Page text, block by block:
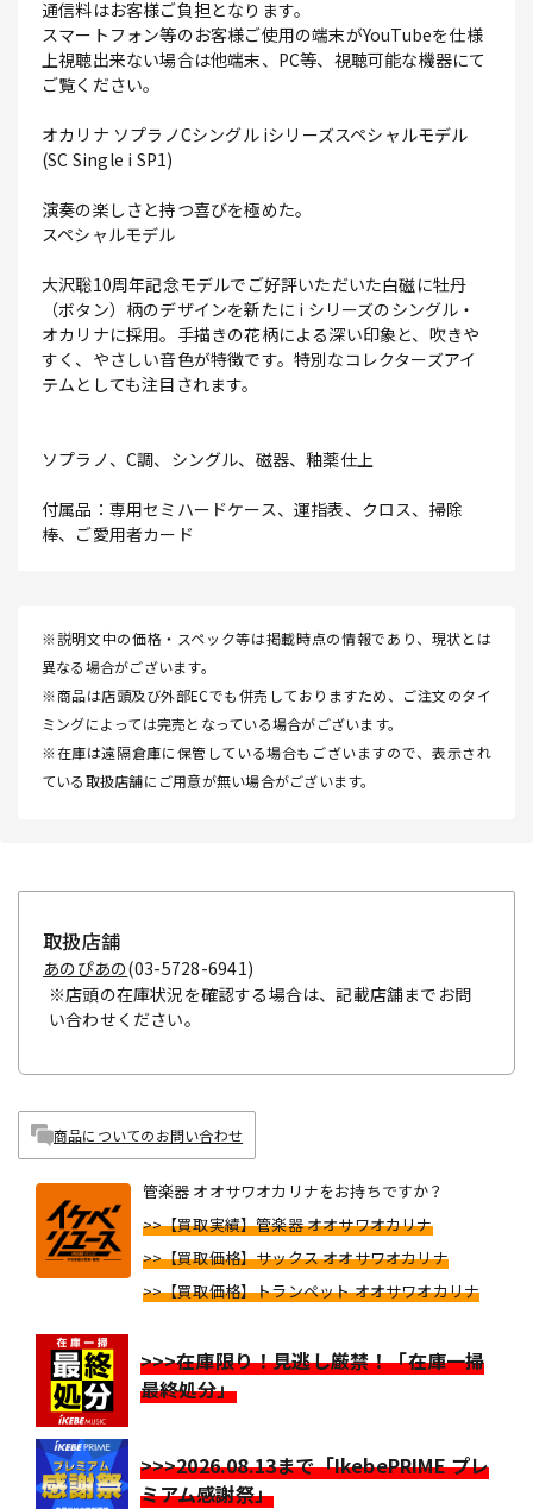
通信料はお客様ご負担となります。
スマートフォン等のお客様ご使用の端末がYouTubeを仕様
上視聴出来ない場合は他端末、PC等、視聴可能な機器にて
ご覧ください。
オカリナ ソプラノCシングル iシリーズスペシャルモデル
(SC Single i SP1)
演奏の楽しさと持つ喜びを極めた。
スペシャルモデル
大沢聡10周年記念モデルでご好評いただいた白磁に牡丹
（ボタン）柄のデザインを新たに i シリーズのシングル・
オカリナに採用。手描きの花柄による深い印象と、吹きや
すく、やさしい音色が特徴です。特別なコレクターズアイ
テムとしても注目されます。
ソプラノ、C調、シングル、磁器、釉薬仕上
付属品：専用セミハードケース、運指表、クロス、掃除
棒、ご愛用者カード
※説明文中の価格・スペック等は掲載時点の情報であり、現状とは
異なる場合がございます。
※商品は店頭及び外部ECでも併売しておりますため、ご注文のタイ
ミングによっては完売となっている場合がございます。
※在庫は遠隔倉庫に保管している場合もございますので、表示され
ている取扱店舗にご用意が無い場合がございます。
取扱店舗
あのぴあの(03-5728-6941)
※店頭の在庫状況を確認する場合は、記載店舗までお問
い合わせください。
商品についてのお問い合わせ
管楽器 オオサワオカリナをお持ちですか？
>>【買取実績】管楽器 オオサワオカリナ
>>【買取価格】サックス オオサワオカリナ
>>【買取価格】トランペット オオサワオカリナ
>>>在庫限り！見逃し厳禁！「在庫一掃
最終処分」
>>>2026.08.13まで「IkebePRIME プレ
ミアム感謝祭」